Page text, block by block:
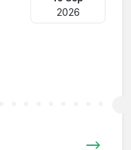
2026